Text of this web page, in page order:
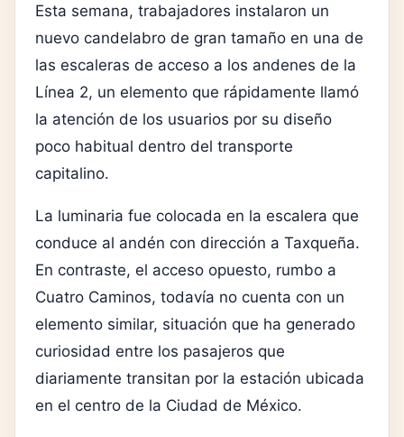
Esta semana, trabajadores instalaron un
nuevo candelabro de gran tamaño en una de
las escaleras de acceso a los andenes de la
Línea 2, un elemento que rápidamente llamó
la atención de los usuarios por su diseño
poco habitual dentro del transporte
capitalino.
La luminaria fue colocada en la escalera que
conduce al andén con dirección a Taxqueña.
En contraste, el acceso opuesto, rumbo a
Cuatro Caminos, todavía no cuenta con un
elemento similar, situación que ha generado
curiosidad entre los pasajeros que
diariamente transitan por la estación ubicada
en el centro de la Ciudad de México.